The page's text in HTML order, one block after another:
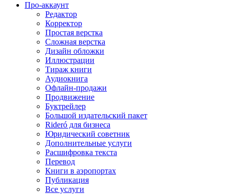
Про-аккаунт
Редактор
Корректор
Простая верстка
Сложная верстка
Дизайн обложки
Иллюстрации
Тираж книги
Аудиокнига
Офлайн-продажи
Продвижение
Буктрейлер
Большой издательский пакет
Rideró для бизнеса
Юридический советник
Дополнительные услуги
Расшифровка текста
Перевод
Книги в аэропортах
Публикация
Все услуги